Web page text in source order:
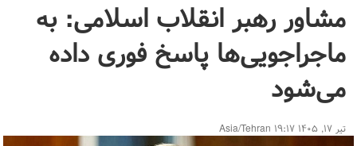
مشاور رهبر انقلاب اسلامی: به
ماجراجویی‌ها پاسخ فوری داده
می‌شود
تیر ۱۷, ۱۴۰۵ ۱۹:۱۷ Asia/Tehran